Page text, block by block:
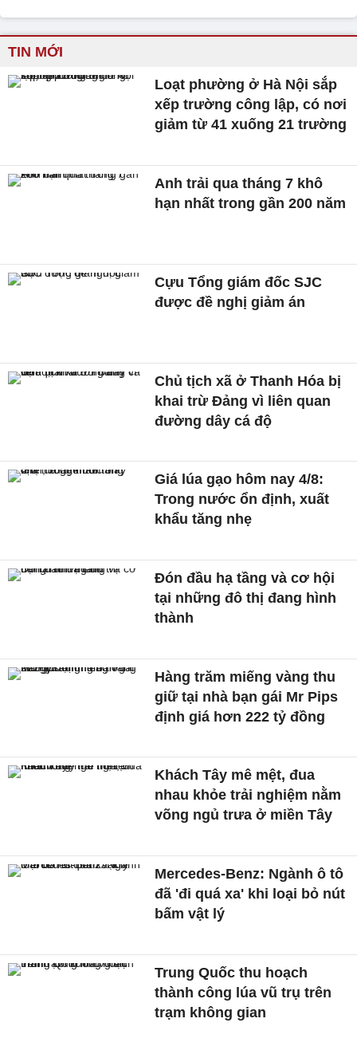
TIN MỚI
Loạt phường ở Hà Nội sắp
xếp trường công lập, có nơi
giảm từ 41 xuống 21 trường
Anh trải qua tháng 7 khô
hạn nhất trong gần 200 năm
Cựu Tổng giám đốc SJC
được đề nghị giảm án
Chủ tịch xã ở Thanh Hóa bị
khai trừ Đảng vì liên quan
đường dây cá độ
Giá lúa gạo hôm nay 4/8:
Trong nước ổn định, xuất
khẩu tăng nhẹ
Đón đầu hạ tầng và cơ hội
tại những đô thị đang hình
thành
Hàng trăm miếng vàng thu
giữ tại nhà bạn gái Mr Pips
định giá hơn 222 tỷ đồng
Khách Tây mê mệt, đua
nhau khỏe trải nghiệm nằm
võng ngủ trưa ở miền Tây
Mercedes-Benz: Ngành ô tô
đã 'đi quá xa' khi loại bỏ nút
bấm vật lý
Trung Quốc thu hoạch
thành công lúa vũ trụ trên
trạm không gian